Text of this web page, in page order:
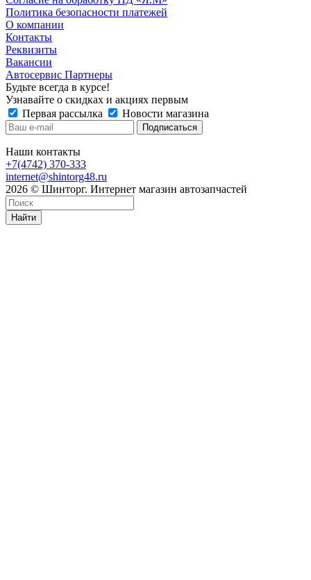
Политика безопасности платежей
О компании
Контакты
Реквизиты
Вакансии
Автосервис Партнеры
Будьте всегда в курсе!
Узнавайте о скидках и акциях первым
Первая рассылка
Новости магазина
Наши контакты
+7(4742) 370-333
internet@shintorg48.ru
2026 © Шинторг. Интернет магазин автозапчастей
Найти